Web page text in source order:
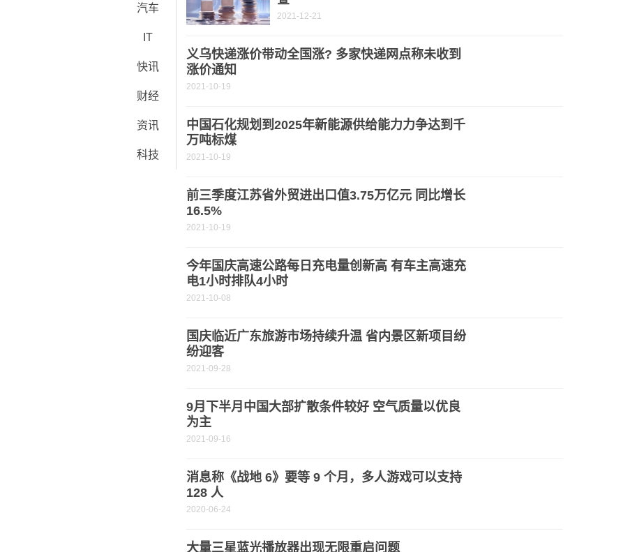
汽车
IT
快讯
财经
资讯
科技
2021-12-21
义乌快递涨价带动全国涨? 多家快递网点称未收到
涨价通知
2021-10-19
中国石化规划到2025年新能源供给能力力争达到千
万吨标煤
2021-10-19
前三季度江苏省外贸进出口值3.75万亿元 同比增长
16.5%
2021-10-19
今年国庆高速公路每日充电量创新高 有车主高速充
电1小时排队4小时
2021-10-08
国庆临近广东旅游市场持续升温 省内景区新项目纷
纷迎客
2021-09-28
9月下半月中国大部扩散条件较好 空气质量以优良
为主
2021-09-16
消息称《战地 6》要等 9 个月，多人游戏可以支持
128 人
2020-06-24
大量三星蓝光播放器出现无限重启问题